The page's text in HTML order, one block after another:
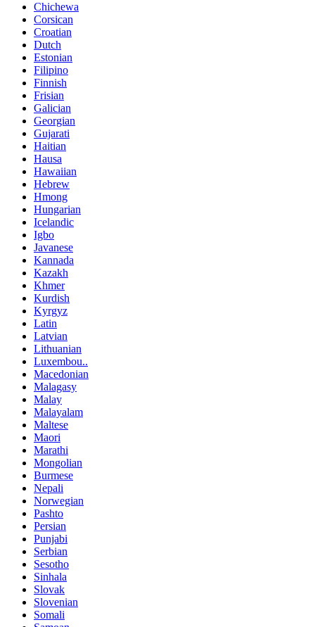
Chichewa
Corsican
Croatian
Dutch
Estonian
Filipino
Finnish
Frisian
Galician
Georgian
Gujarati
Haitian
Hausa
Hawaiian
Hebrew
Hmong
Hungarian
Icelandic
Igbo
Javanese
Kannada
Kazakh
Khmer
Kurdish
Kyrgyz
Latin
Latvian
Lithuanian
Luxembou..
Macedonian
Malagasy
Malay
Malayalam
Maltese
Maori
Marathi
Mongolian
Burmese
Nepali
Norwegian
Pashto
Persian
Punjabi
Serbian
Sesotho
Sinhala
Slovak
Slovenian
Somali